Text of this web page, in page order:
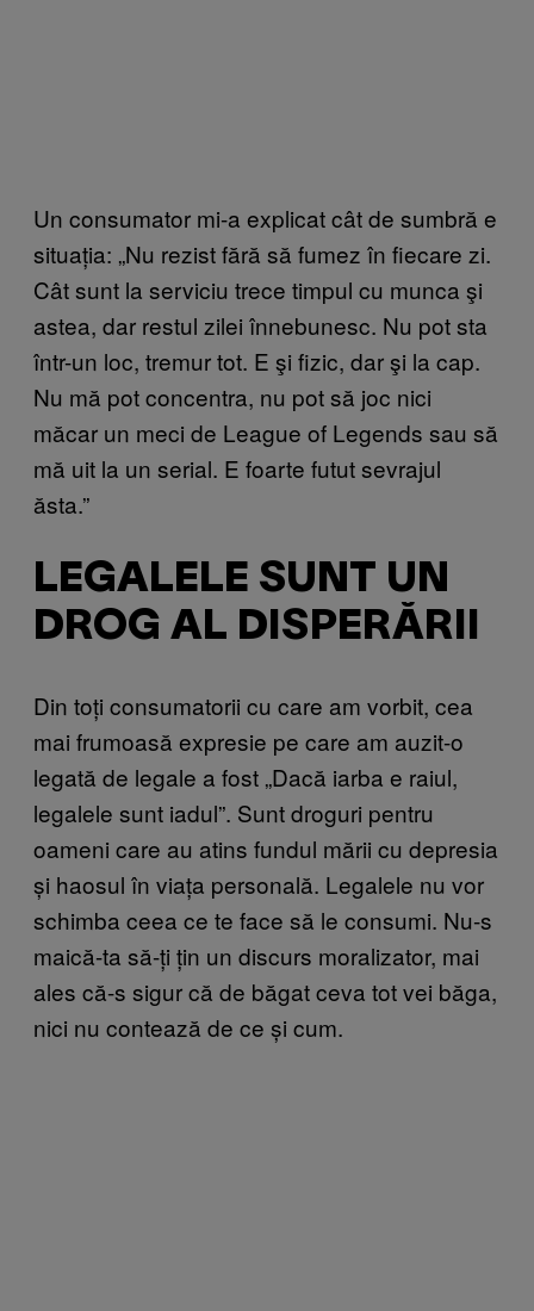
Un consumator mi-a explicat cât de sumbră e
situația: „Nu rezist fără să fumez în fiecare zi.
Cât sunt la serviciu trece timpul cu munca şi
astea, dar restul zilei înnebunesc. Nu pot sta
într-un loc, tremur tot. E şi fizic, dar şi la cap.
Nu mă pot concentra, nu pot să joc nici
măcar un meci de League of Legends sau să
mă uit la un serial. E foarte futut sevrajul
ăsta.”
LEGALELE SUNT UN
DROG AL DISPERĂRII
Din toți consumatorii cu care am vorbit, cea
mai frumoasă expresie pe care am auzit-o
legată de legale a fost „Dacă iarba e raiul,
legalele sunt iadul”. Sunt droguri pentru
oameni care au atins fundul mării cu depresia
și haosul în viața personală. Legalele nu vor
schimba ceea ce te face să le consumi. Nu-s
maică-ta să-ți țin un discurs moralizator, mai
ales că-s sigur că de băgat ceva tot vei băga,
nici nu contează de ce și cum.